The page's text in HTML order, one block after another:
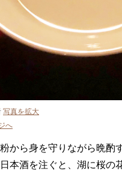
写真を拡大
へ
から身を守りながら晩酌
本酒を注ぐと、湖に桜の